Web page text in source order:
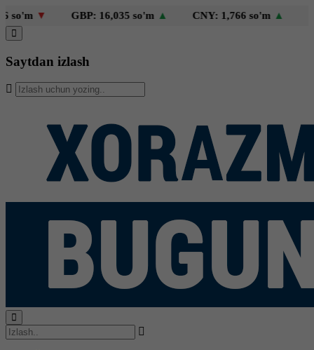
▼ GBP: 16,035 so'm▲ CNY: 1,766 so'm▲
Saytdan izlash